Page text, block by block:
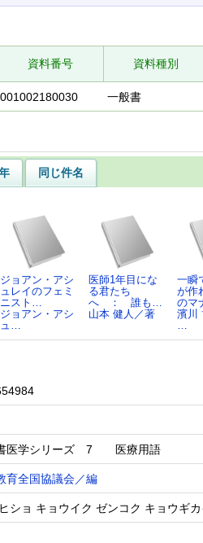
資料番号 資料種別
001002180030 一般書
同じ件名
ジョアン・アシ
ュレイのフェミ
ニスト…
ジョアン・アシ
ュ…
医師1年目にな
る君たち
へ ： 誰も…
山本 健人／著
一瞬
が作
のマ
濱川
…
書医学シリーズ 7 医療用語
育全国協議会／編
ショ キョウイク ゼンコク キョウギカ